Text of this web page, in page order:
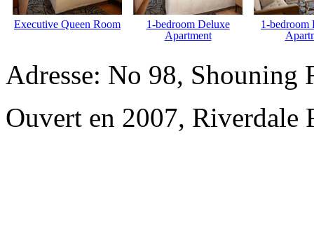
Executive Queen Room
1-bedroom Deluxe
Apartment
1-bedroom
Adresse: No 98, Shouning
Ouvert en 2007, Riverdale